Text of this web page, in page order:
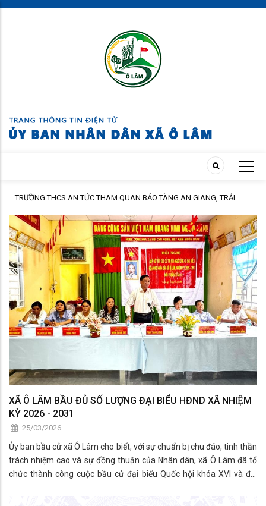
Skip
TRƯỜNG THCS AN TỨC THAM QUAN BẢO TÀNG AN GIANG, TRẢI
NGHIỆM TẠI CỒN ÉN
XÃ Ô LÂM BẦU ĐỦ SỐ LƯỢNG ĐẠI BIỂU HĐND XÃ NHIỆM
KỲ 2026 - 2031
25/03/2026
Ủy ban bầu cử xã Ô Lâm cho biết, với sự chuẩn bị chu đáo, tinh thần
trách nhiệm cao và sự đồng thuận của Nhân dân, xã Ô Lâm đã tổ
chức thành công cuộc bầu cử đại biểu Quốc hội khóa XVI và đại